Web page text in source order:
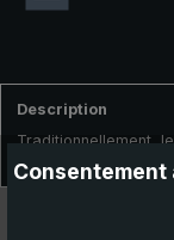
Description
Traditionnellement,
brillant® est
Consentement